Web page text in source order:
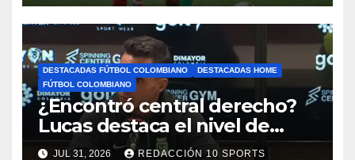
DESTACADAS FÚTBOL COLOMBIANO
DESTACADAS HOME
FÚTBOL COLOMBIANO
¿Encontró central derecho?
Lucas destaca el nivel de
Néider Parra
JUL 31, 2026 REDACCIÓN 10 SPORTS